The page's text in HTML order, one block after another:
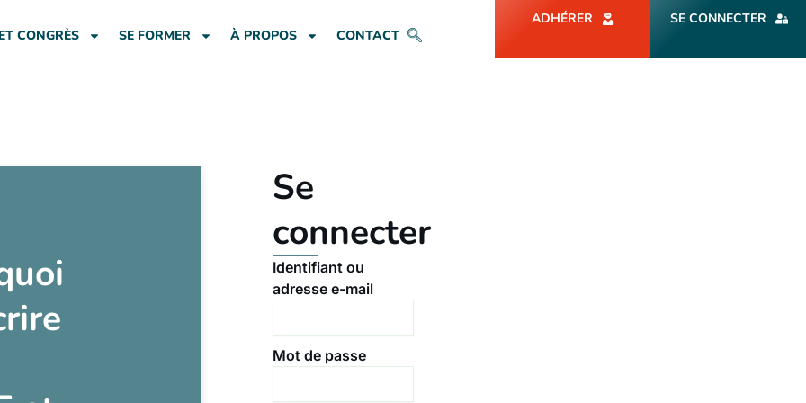
CONGRÈS SE FORMER À PROPOS CONTACT
ADHÉRER SE CONNECTER
Se
connecter
Identifiant ou
adresse e-mail
Mot de passe